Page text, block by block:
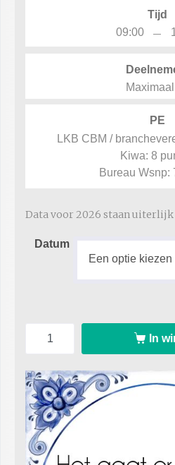
Tijd
09:00
–
PE
LKB CBM /
Kiwa: 8
Bureau Wsnp:
Data voor 2026 staan
Datum
In